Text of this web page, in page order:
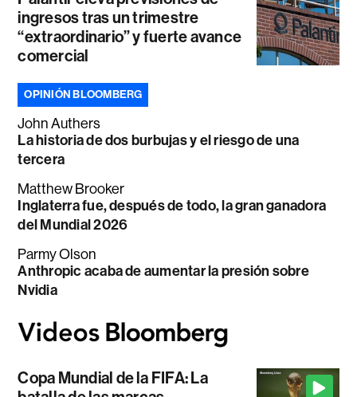
ingresos tras un trimestre
“extraordinario” y fuerte avance
comercial
OPINIÓN BLOOMBERG
John Authers
La historia de dos burbujas y el riesgo de una
tercera
Matthew Brooker
Inglaterra fue, después de todo, la gran ganadora
del Mundial 2026
Parmy Olson
Anthropic acaba de aumentar la presión sobre
Nvidia
Copa Mundial de la FIFA: La